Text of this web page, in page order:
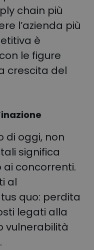
chain più
l’azienda più
è
le figure
crescita del
di oggi, non
significa
concorrenti.
al
quo: perdita
legati alla
vulnerabilità